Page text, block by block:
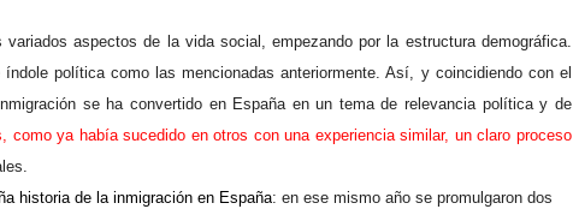
aspectos de la vida social, empezando por la estructura demográfica.
política como las mencionadas anteriormente. Así, y coincidiendo con el
se ha convertido en España en un tema de relevancia política y de
como ya había sucedido en otros con una experiencia similar, un claro proceso
historia de la inmigración en España: en ese mismo año se promulgaron dos